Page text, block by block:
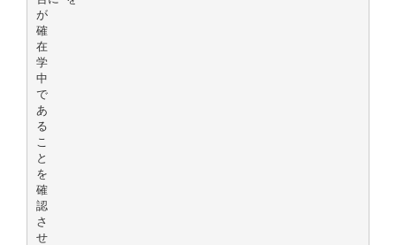
が
確
在
学
中
で
あ
る
こ
と
を
確
認
さ
せ